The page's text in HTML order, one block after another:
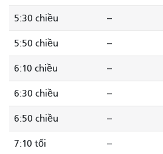
5:30 chiều --
5:50 chiều --
6:10 chiều --
6:30 chiều --
6:50 chiều --
7:10 tối --